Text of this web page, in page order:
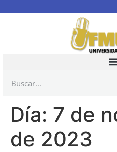
Día: 7 de
de 2023